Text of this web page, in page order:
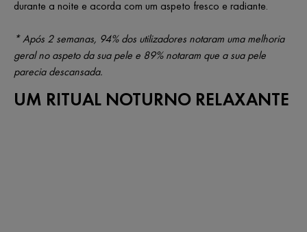
durante a noite e acorda com um aspeto fresco e radiante.
* Após 2 semanas, 94% dos utilizadores notaram uma melhoria
geral no aspeto da sua pele e 89% notaram que a sua pele
parecia descansada.
UM RITUAL NOTURNO RELAXANTE